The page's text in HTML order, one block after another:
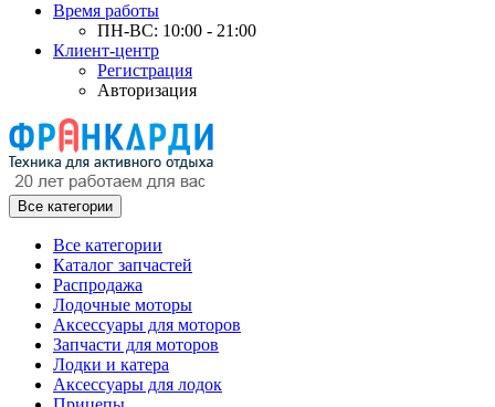
Время работы
ПН-ВС: 10:00 - 21:00
Клиент-центр
Регистрация
Авторизация
Все категории
Все категории
Каталог запчастей
Распродажа
Лодочные моторы
Аксессуары для моторов
Запчасти для моторов
Лодки и катера
Аксессуары для лодок